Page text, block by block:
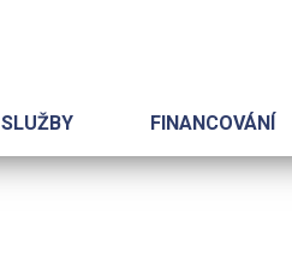
SLUŽBY FINANCOVÁNÍ